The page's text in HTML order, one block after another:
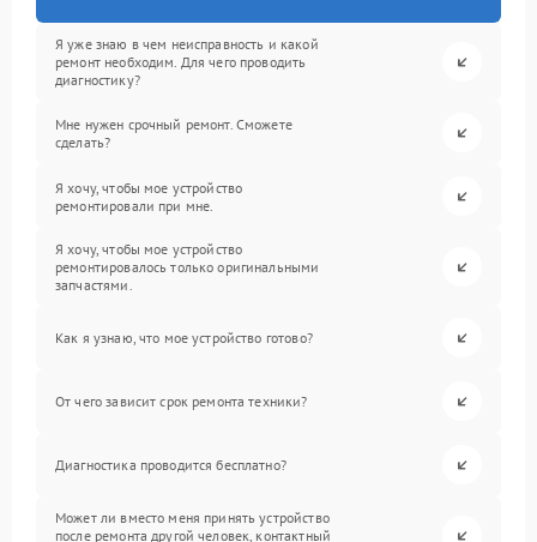
Я уже знаю в чем неисправность и какой
ремонт необходим. Для чего проводить
диагностику?
Мне нужен срочный ремонт. Сможете
сделать?
Я хочу, чтобы мое устройство
ремонтировали при мне.
Я хочу, чтобы мое устройство
ремонтировалось только оригинальными
запчастями.
Как я узнаю, что мое устройство готово?
От чего зависит срок ремонта техники?
Диагностика проводится бесплатно?
Может ли вместо меня принять устройство
после ремонта другой человек, контактный